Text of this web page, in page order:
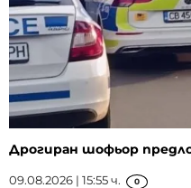
Дрогиран шофьор
09.08.2026 | 15:55 ч. 0